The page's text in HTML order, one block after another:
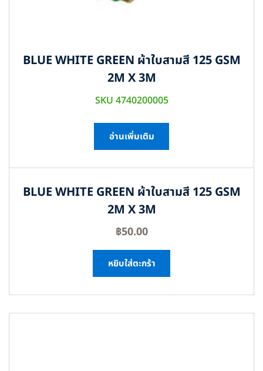
BLUE WHITE GREEN ผ้าใบสามสี 125 GSM
2M X 3M
SKU 4740200005
อ่านเพิ่มเติม
BLUE WHITE GREEN ผ้าใบสามสี 125 GSM
2M X 3M
฿50.00
หยิบใส่ตะกร้า